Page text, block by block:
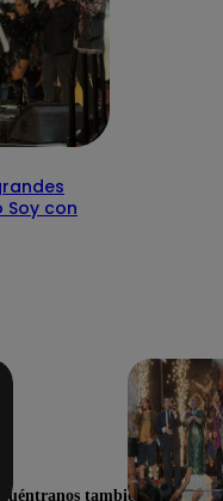
Soy con
también en